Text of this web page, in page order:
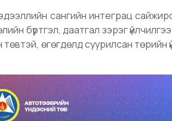
сангийн интеграц
бүртгэл, даатгал зэрэг
өгөгдөлд суурилсан төрийн